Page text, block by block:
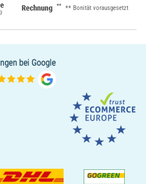
** ** Bonität vorausgesetzt